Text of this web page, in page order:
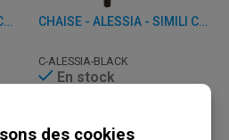
CHAISE - ALESSIA - SIMILI CUIR CHAISE - ALESSIA - SIMILI CUIR
C-ALESSIA-BLACK
En stock
Ouvrables